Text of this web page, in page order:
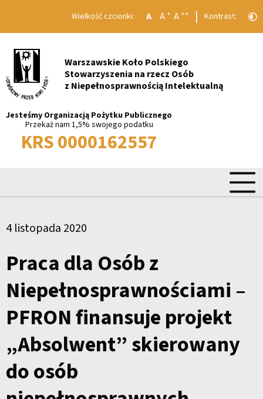
Wielkość czcionki: A A+ A++ | Kontrast:
Warszawskie Koło Polskiego
Stowarzyszenia na rzecz Osób
z Niepełnosprawnością Intelektualną
Jesteśmy Organizacją Pożytku Publicznego
Przekaż nam 1,5% swojego podatku
KRS 0000162557
4 listopada 2020
Praca dla Osób z
Niepełnosprawnościami –
PFRON finansuje projekt
„Absolwent” skierowany
do osób